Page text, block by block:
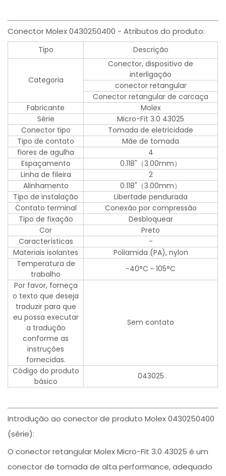
Conector Molex 0430250400 - Atributos do produto:
Tipo Descrição
Categoria
Conector, dispositivo de
interligação
conector retangular
Conector retangular de carcaça
Fabricante
Molex
Série
Micro-Fit 3.0 43025
Conector tipo
Tomada de eletricidade
Tipo de contato
Mãe de tomada
fiores de agulha
4
Espaçamento
0.118"（3.00mm）
Linha de fileira
2
Alinhamento
0.118"（3.00mm）
Tipo de instalação
Libertade pendurada
Contato terminal
Conexão por compressão
Tipo de fixação
Desbloquear
Cor
Preto
Características
-
Materiais isolantes
Poliamida (PA), nylon
Temperatura de
trabalho
-40°C ~ 105°C
Por favor, forneça
o texto que deseja
traduzir para que
eu possa executar
a tradução
conforme as
instruções
fornecidas.
Sem contato
Código do produto
básico
043025
Introdução ao conector de produto Molex 0430250400
(série):
O conector retangular Molex Micro-Fit 3.0 43025 é um
conector de tomada de alta performance, adequado